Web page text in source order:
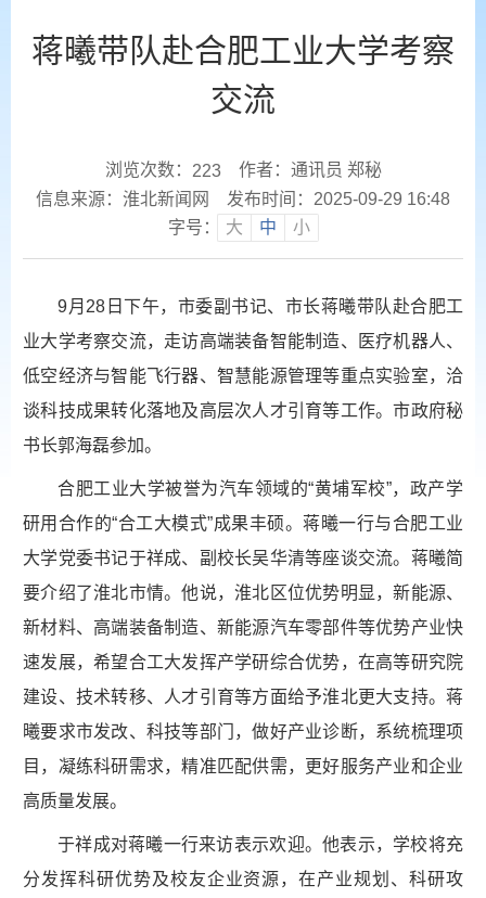
蒋曦带队赴合肥工业大学考察
交流
浏览次数： 223
作者：通讯员 郑秘
信息来源：淮北新闻网
发布时间：2025-09-29 16:48
字号：
大 中 小
9月28日下午，市委副书记、市长蒋曦带队赴合肥工
业大学考察交流，走访高端装备智能制造、医疗机器人、
低空经济与智能飞行器、智慧能源管理等重点实验室，洽
谈科技成果转化落地及高层次人才引育等工作。市政府秘
书长郭海磊参加。
合肥工业大学被誉为汽车领域的“黄埔军校”，政产学
研用合作的“合工大模式”成果丰硕。蒋曦一行与合肥工业
大学党委书记于祥成、副校长吴华清等座谈交流。蒋曦简
要介绍了淮北市情。他说，淮北区位优势明显，新能源、
新材料、高端装备制造、新能源汽车零部件等优势产业快
速发展，希望合工大发挥产学研综合优势，在高等研究院
建设、技术转移、人才引育等方面给予淮北更大支持。蒋
曦要求市发改、科技等部门，做好产业诊断，系统梳理项
目，凝练科研需求，精准匹配供需，更好服务产业和企业
高质量发展。
于祥成对蒋曦一行来访表示欢迎。他表示，学校将充
分发挥科研优势及校友企业资源，在产业规划、科研攻